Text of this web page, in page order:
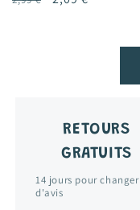
RETOURS
GRATUITS
14 jours pour changer
d'avis